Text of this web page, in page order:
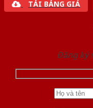
TẢI BẢNG GIÁ
Đăng ký